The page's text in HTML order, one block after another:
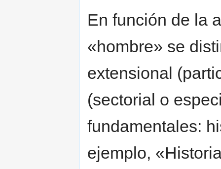
En función de la
«hombre» se
extensional
(sectorial o
fundamentales:
ejemplo,